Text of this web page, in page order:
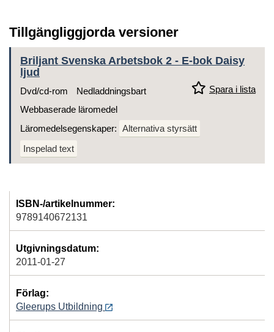
Tillgängliggjorda versioner
Briljant Svenska Arbetsbok 2 - E-bok Daisy
ljud
Spara i lista
Dvd/cd-rom
Nedladdningsbart
Webbaserade läromedel
Läromedelsegenskaper: Alternativa styrsätt
Inspelad text
ISBN-/artikelnummer:
9789140672131
Utgivningsdatum:
2011-01-27
Förlag:
Gleerups Utbildning